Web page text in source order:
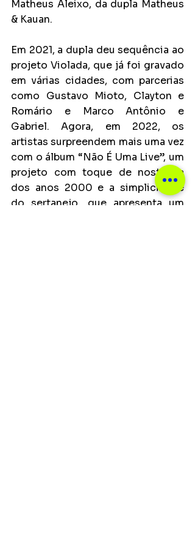
Matheus Aleixo, da dupla Matheus
& Kauan.
Em 2021, a dupla deu sequência ao
projeto Violada, que já foi gravado
em várias cidades, com parcerias
como Gustavo Mioto, Clayton e
Romário e Marco Antônio e
Gabriel. Agora, em 2022, os
artistas surpreendem mais uma vez
com o álbum “Não É Uma Live”, um
projeto com toque de nostalgia
dos anos 2000 e a simplicidade
do sertanejo, que apresenta um